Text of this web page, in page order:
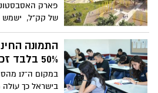
פארק
של קק"ל, ישמש
שבילי אופניים,
משחק חדישים,
התמונה
50% בלבד זכאות לבגרות
בישראל כך עולה